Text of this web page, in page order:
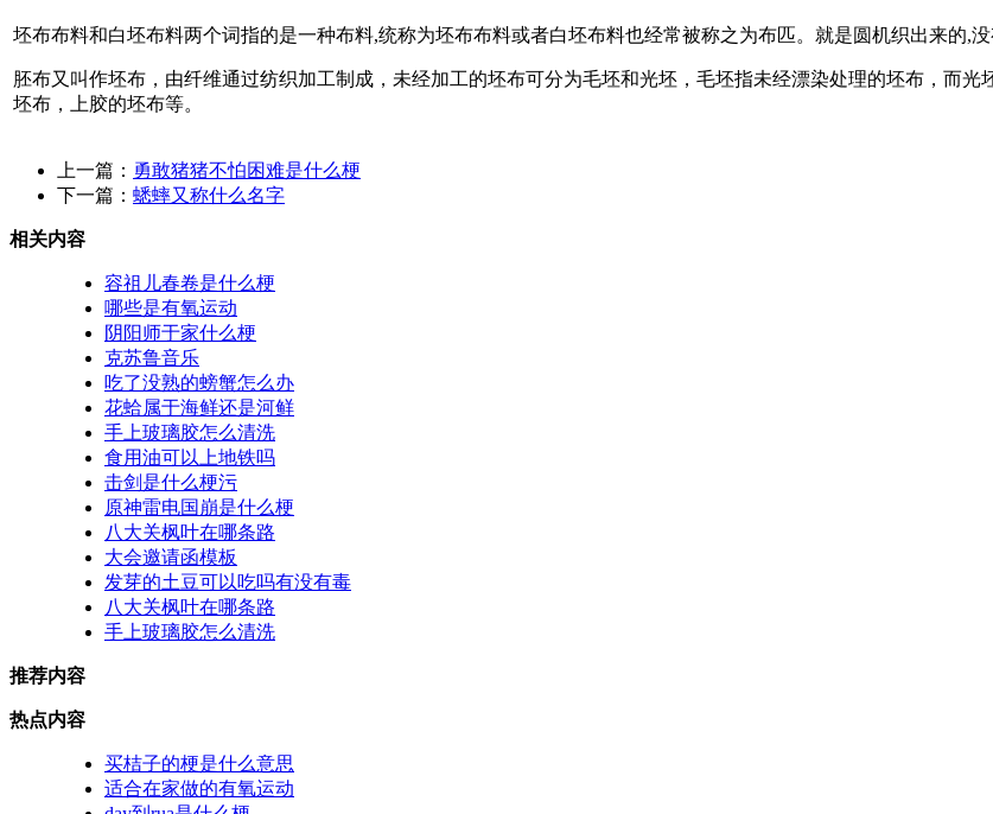
坯布布料和白坯布料两个词指的是一种布料,统称为坯布布料或者白坯布料也经常被称之为布匹。就是圆机织出来的,
胚布又叫作坯布，由纤维通过纺织加工制成，未经加工的坯布可分为毛坯和光坯，毛坯指未经漂染处理的坯布，而
坯布，上胶的坯布等。
上一篇： 勇敢猪猪不怕困难是什么梗
下一篇： 蟋蟀又称什么名字
相关内容
容祖儿春卷是什么梗
哪些是有氧运动
阴阳师于家什么梗
克苏鲁音乐
吃了没熟的螃蟹怎么办
花蛤属于海鲜还是河鲜
手上玻璃胶怎么清洗
食用油可以上地铁吗
击剑是什么梗污
原神雷电国崩是什么梗
八大关枫叶在哪条路
大会邀请函模板
发芽的土豆可以吃吗有没有毒
八大关枫叶在哪条路
手上玻璃胶怎么清洗
推荐内容
热点内容
买桔子的梗是什么意思
适合在家做的有氧运动